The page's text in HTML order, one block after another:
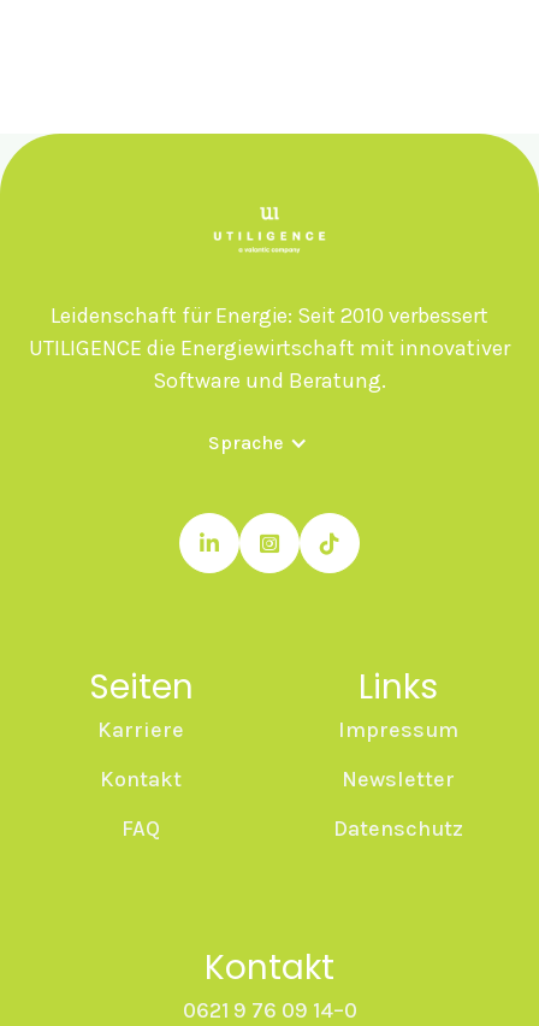
Leidenschaft für Energie: Seit 2010 verbessert
UTILIGENCE die Energiewirtschaft mit innovativer
Software und Beratung.
Sprache
  
Seiten
Karriere
Kontakt
FAQ
Links
Impressum
Newsletter
Datenschutz
Kontakt
0621 9 76 09 14–0